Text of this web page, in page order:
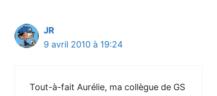
JR
9 avril 2010 à 19:24
Tout-à-fait Aurélie, ma collègue de GS